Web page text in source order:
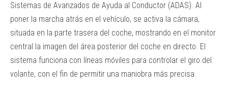
Sistemas de Avanzados de Ayuda al Conductor (ADAS). Al
poner la marcha atrás en el vehículo, se activa la cámara,
situada en la parte trasera del coche, mostrando en el monitor
central la imagen del área posterior del coche en directo. El
sistema funciona con líneas móviles para controlar el giro del
volante, con el fin de permitir una maniobra más precisa.